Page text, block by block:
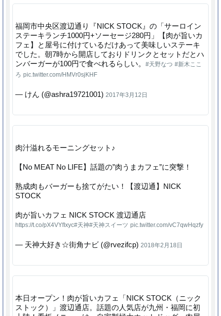
で安い人気レストラン10選
WINE AND BAR」の口コミ&情報
福岡市中央区渡辺通り『NICK STOCK』の「サーロイン
ステーキランチ1000円+ソーセージ280円」【肉が旨いカ
フェ】と屋号に付けているだけあって美味しいステーキ
でした。朝7時から開店しておりドリンクとセットだとハ
ンバーガーが100円で食べれるらしい。#天野なつ #新木ここ
ろ pic.twitter.com/HMVr0sjKHF
— けん (@ashra19721001) 2017年3月12日
肉汁溢れるモーニングセット♪
【No MEAT No LIFE】話題の”肉うまカフェ”に突撃！
熟成肉もバーガーも捨てがたい！【渡辺通】NICK
STOCK
肉が旨いカフェ NICK STOCK 渡辺通店
https://t.co/pX4VYfIxyc#天神#天神スイーツ pic.twitter.com/vC7qwHqzfy
— 天神大好き☆街角ナビ (@rvezifcp) 2018年2月18日
本日オープン！肉が旨いカフェ「NICK STOCK（ニック
ストック）」渡辺通店。話題の人気店が九州・福岡に初